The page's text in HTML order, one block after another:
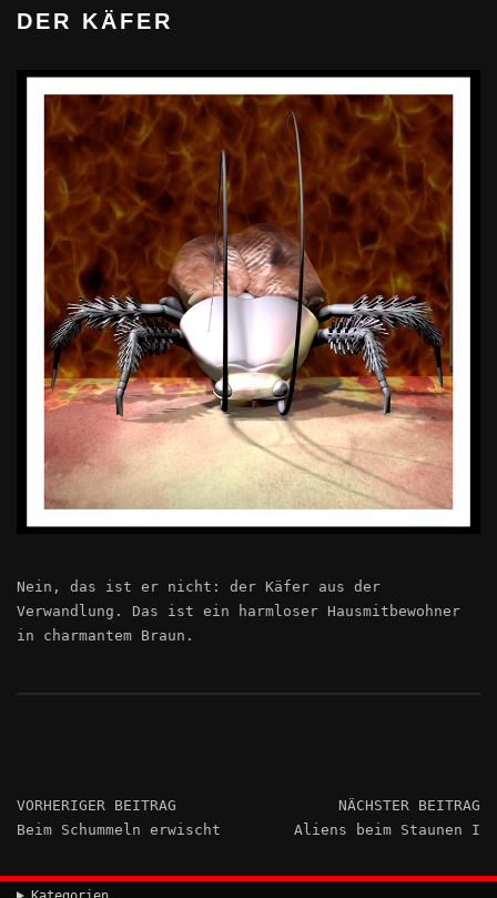
DER KÄFER
Nein, das ist er nicht: der Käfer aus der
Verwandlung. Das ist ein harmloser Hausmitbewohner
in charmantem Braun.
VORHERIGER BEITRAG
Beim Schummeln erwischt
NÄCHSTER BEITRAG
Aliens beim Staunen I